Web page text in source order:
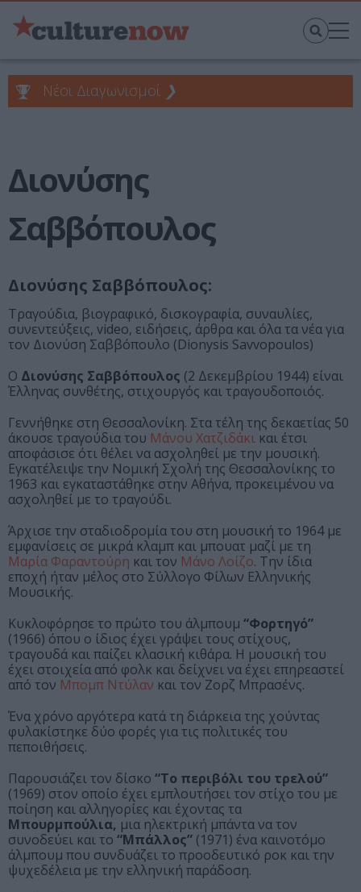
Νέοι Διαγωνισμοί ❯
Διονύσης
Σαββόπουλος
Διονύσης Σαββόπουλος:
Τραγούδια, βιογραφικό, δισκογραφία, συναυλίες,
συνεντεύξεις, video, ειδήσεις, άρθρα και όλα τα νέα για
τον Διονύση Σαββόπουλο (Dionysis Savvopoulos)
Ο Διονύσης Σαββόπουλος (2 Δεκεμβρίου 1944) είναι
Έλληνας συνθέτης, στιχουργός και τραγουδοποιός.
Γεννήθηκε στη Θεσσαλονίκη. Στα τέλη της δεκαετίας ΄50
άκουσε τραγούδια του Μάνου Χατζιδάκι και έτσι
αποφάσισε ότι θέλει να ασχοληθεί με την μουσική.
Εγκατέλειψε την Νομική Σχολή της Θεσσαλονίκης το
1963 και εγκαταστάθηκε στην Αθήνα, προκειμένου να
ασχοληθεί με το τραγούδι.
Άρχισε την σταδιοδρομία του στη μουσική το 1964 με
εμφανίσεις σε μικρά κλαμπ και μπουατ μαζί με τη
Μαρία Φαραντούρη και τον Μάνο Λοίζο. Την ίδια
εποχή ήταν μέλος στο Σύλλογο Φίλων Ελληνικής
Μουσικής.
Κυκλοφόρησε το πρώτο του άλμπουμ “Φορτηγό”
(1966) όπου ο ίδιος έχει γράψει τους στίχους,
τραγουδά και παίζει κλασική κιθάρα. Η μουσική του
έχει στοιχεία από φολκ και δείχνει να έχει επηρεαστεί
από τον Μπομπ Ντύλαν και τον Ζορζ Μπρασένς.
Ένα χρόνο αργότερα κατά τη διάρκεια της χούντας
φυλακίστηκε δύο φορές για τις πολιτικές του
πεποιθήσεις.
Παρουσιάζει τον δίσκο “Το περιβόλι του τρελού”
(1969) στον οποίο έχει εμπλουτήσει τον στίχο του με
ποίηση και αλληγορίες και έχοντας τα
Μπουρμπούλια, μια ηλεκτρική μπάντα να τον
συνοδεύει και το “Μπάλλος” (1971) ένα καινοτόμο
άλμπουμ που συνδυάζει το προοδευτικό ροκ και την
ψυχεδέλεια με την ελληνική παράδοση.